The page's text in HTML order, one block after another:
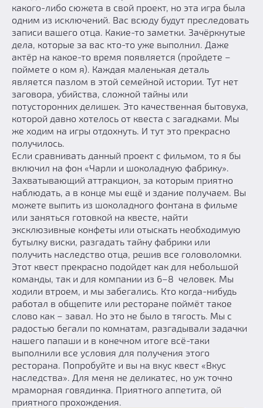
какого-либо сюжета в свой проект, но эта игра была
одним из исключений. Вас всюду будут преследовать
записи вашего отца. Какие-то заметки. Зачёркнутые
дела, которые за вас кто-то уже выполнил. Даже
актёр на какое-то время появляется (пройдете –
поймете о ком я). Каждая маленькая деталь
является пазлом в этой семейной истории. Тут нет
заговора, убийства, сложной тайны или
потусторонних делишек. Это качественная бытовуха,
которой давно хотелось от квеста с загадками. Мы
же ходим на игры отдохнуть. И тут это прекрасно
получилось.
Если сравнивать данный проект с фильмом, то я бы
включил на фон «Чарли и шоколадную фабрику».
Захватывающий аттракцион, за которым приятно
наблюдать, а в конце мы ещё и здание получаем. Вы
можете выпить из шоколадного фонтана в фильме
или заняться готовкой на квесте, найти
эксклюзивные конфеты или отыскать необходимую
бутылку виски, разгадать тайну фабрики или
получить наследство отца, решив все головоломки.
Этот квест прекрасно подойдет как для небольшой
команды, так и для компании из 6–8 человек. Мы
ходили втроем, и мы забегались. Кто когда-нибудь
работал в общепите или ресторане поймёт такое
слово как – завал. Но это не было в тягость. Мы с
радостью бегали по комнатам, разгадывали задачки
нашего папаши и в конечном итоге всё-таки
выполнили все условия для получения этого
ресторана. Попробуйте и вы на вкус квест «Вкус
наследства». Для меня не деликатес, но уж точно
мраморная говядинка. Приятного аппетита, ой
приятного прохождения.